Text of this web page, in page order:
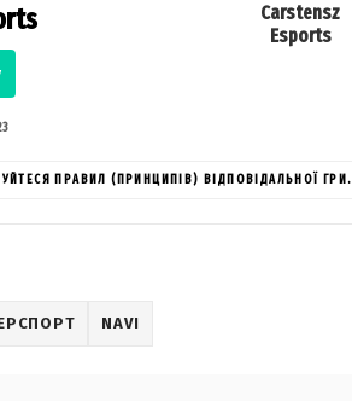
Carstensz
Esports
ПРАВИЛ (ПРИНЦИПІВ) ВІДПОВІДАЛЬНОЇ ГРИ.
NAVI